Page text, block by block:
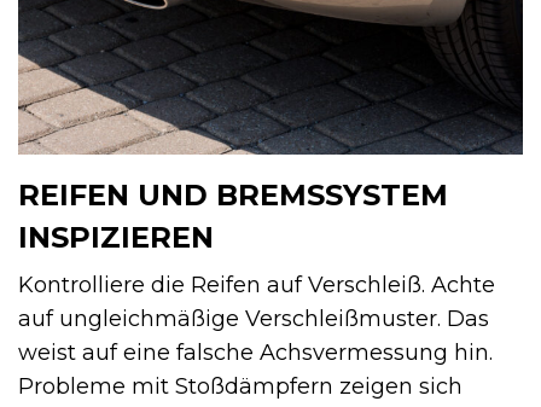
REIFEN UND BREMSSYSTEM
INSPIZIEREN
Kontrolliere die Reifen auf Verschleiß. Achte
auf ungleichmäßige Verschleißmuster. Das
weist auf eine falsche Achsvermessung hin.
Probleme mit Stoßdämpfern zeigen sich